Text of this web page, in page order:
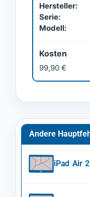
Hersteller:
Serie:
Modell:
Kosten
99,90 €
Andere
iPad Air